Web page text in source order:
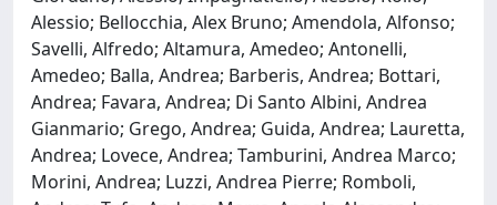
Alessio; Bellocchia, Alex Bruno; Amendola, Alfonso;
Savelli, Alfredo; Altamura, Amedeo; Antonelli,
Amedeo; Balla, Andrea; Barberis, Andrea; Bottari,
Andrea; Favara, Andrea; Di Santo Albini, Andrea
Gianmario; Grego, Andrea; Guida, Andrea; Lauretta,
Andrea; Lovece, Andrea; Tamburini, Andrea Marco;
Morini, Andrea; Luzzi, Andrea Pierre; Romboli,